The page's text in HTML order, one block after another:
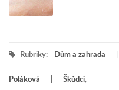
Rubriky: Dům a zahrada
Poláková Škůdci,